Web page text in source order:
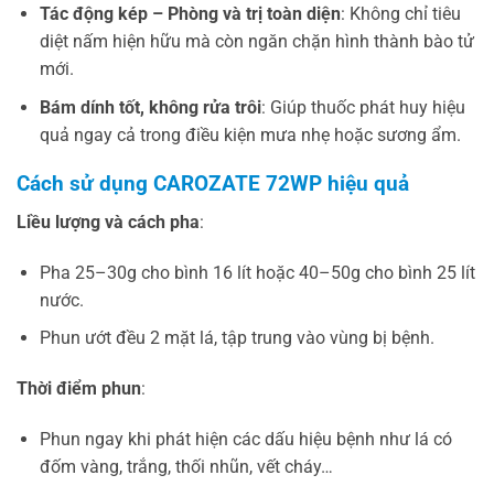
Tác động kép – Phòng và trị toàn diện: Không chỉ tiêu
diệt nấm hiện hữu mà còn ngăn chặn hình thành bào tử
mới.
Bám dính tốt, không rửa trôi: Giúp thuốc phát huy hiệu
quả ngay cả trong điều kiện mưa nhẹ hoặc sương ẩm.
Cách sử dụng CAROZATE 72WP hiệu quả
Liều lượng và cách pha:
Pha 25–30g cho bình 16 lít hoặc 40–50g cho bình 25 lít
nước.
Phun ướt đều 2 mặt lá, tập trung vào vùng bị bệnh.
Thời điểm phun:
Phun ngay khi phát hiện các dấu hiệu bệnh như lá có
đốm vàng, trắng, thối nhũn, vết cháy…